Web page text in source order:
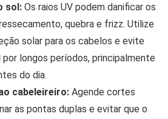
sol: Os raios UV podem danificar os
quebra e frizz. Utilize
solar para os cabelos e evite
longos períodos, principalmente
do dia.
cabeleireiro: Agende cortes
as pontas duplas e evitar que o